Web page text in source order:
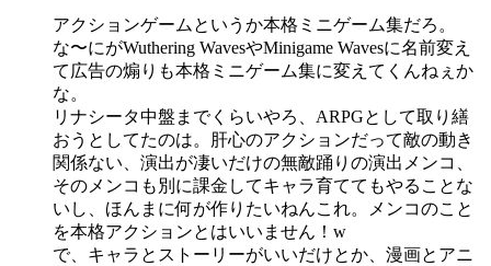
アクションゲームというか本格ミニゲーム集だろ。
な〜にがWuthering WavesやMinigame Wavesに名前変え
て広告の煽りも本格ミニゲーム集に変えてくんねぇか
な。
リナシータ中盤までくらいやろ、ARPGとして取り繕
おうとしてたのは。肝心のアクションだって敵の動き
関係ない、演出が凄いだけの無敵踊りの演出メンコ、
そのメンコも別に課金してキャラ育ててもやることな
いし、ほんまに何が作りたいねんこれ。メンコのこと
を本格アクションとはいいません！w
で、キャラとストーリーがいいだけとか、漫画とアニ